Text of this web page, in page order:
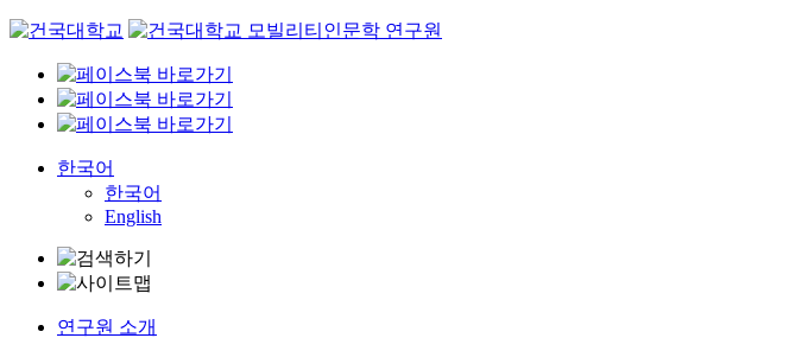
Skip
content
한국어
한국어
English
연구원 소개